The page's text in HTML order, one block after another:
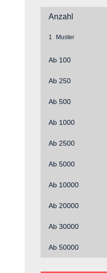
Anzahl
1
Ab 100
Ab 250
Ab 500
Ab 1000
Ab 2500
Ab 5000
Ab 10000
Ab 20000
Ab 30000
Ab 50000